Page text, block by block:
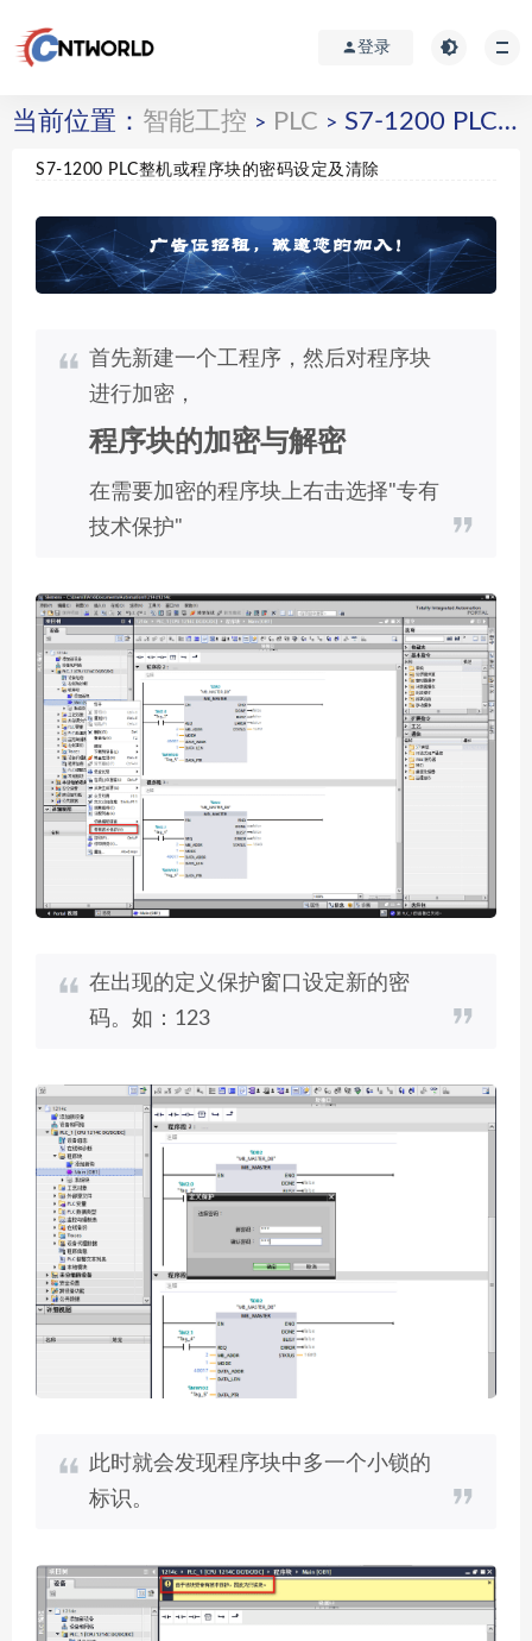
登录
当前位置： 智能工控 > PLC > S7-1200 PLC整机或程序块的密码设定及清除
S7-1200 PLC整机或程序块的密码设定及清除
首先新建一个工程序，然后对程序块
进行加密，
程序块的加密与解密
在需要加密的程序块上右击选择"专有
技术保护"
在出现的定义保护窗口设定新的密
码。如：123
此时就会发现程序块中多一个小锁的
标识。